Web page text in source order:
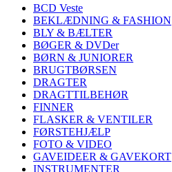
vælges
på
varesiden
BCD Veste
BEKLÆDNING & FASHION
BLY & BÆLTER
BØGER & DVDer
BØRN & JUNIORER
BRUGTBØRSEN
DRAGTER
DRAGTTILBEHØR
FINNER
FLASKER & VENTILER
FØRSTEHJÆLP
FOTO & VIDEO
GAVEIDEER & GAVEKORT
INSTRUMENTER